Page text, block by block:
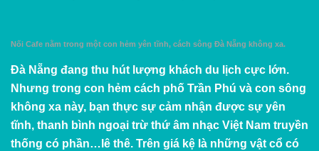
Nối Cafe nằm trong một con hẻm yên tĩnh, cách sông Đà Nẵng không xa.
Đà Nẵng đang thu hút lượng khách du lịch cực lớn.
Nhưng trong con hẻm cách phố Trần Phú và con sông
không xa này, bạn thực sự cảm nhận được sự yên
tĩnh, thanh bình ngoại trừ thứ âm nhạc Việt Nam truyền
thống có phần…lê thê. Trên giá kệ là những vật cổ có